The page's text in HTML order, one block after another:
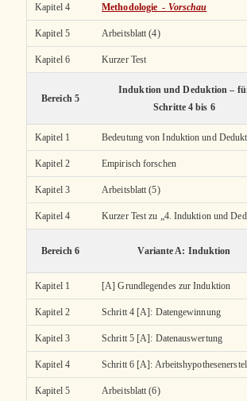
Kapitel 4 Methodologie - Vorschau
Kapitel 5 Arbeitsblatt (4)
Kapitel 6 Kurzer Test
Bereich 5
Induktion und Deduktion –
Schritte 4 bis 6
Kapitel 1 Bedeutung von Induktion und
Kapitel 2 Empirisch forschen
Kapitel 3 Arbeitsblatt (5)
Kapitel 4 Kurzer Test zu „4. Induktion und
Bereich 6 Variante A: Induktion
Kapitel 1 [A] Grundlegendes zur Induktion
Kapitel 2 Schritt 4 [A]: Datengewinnung
Kapitel 3 Schritt 5 [A]: Datenauswertung
Kapitel 4 Schritt 6 [A]:
Kapitel 5 Arbeitsblatt (6)